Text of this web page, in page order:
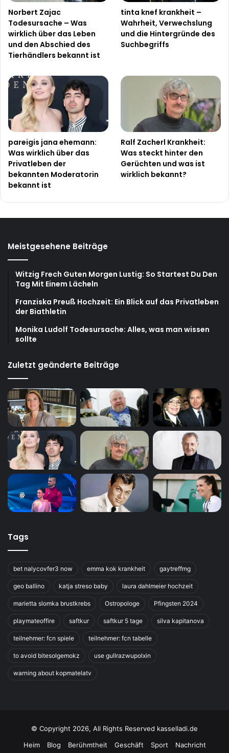
Norbert Zajac
Todesursache – Was
wirklich über das Leben
und den Abschied des
Tierhändlers bekannt ist
tinta knef krankheit –
Wahrheit, Verwechslung
und die Hintergründe des
Suchbegriffs
pareigis jana ehemann:
Was wirklich über das
Privatleben der
bekannten Moderatorin
bekannt ist
Ralf Zacherl Krankheit:
Was steckt hinter den
Gerüchten und was ist
wirklich bekannt?
Meistgesehene Beiträge
Witzig Frech Guten Morgen Lustig: So Startest Du Den
Tag Mit Einem Lächeln
Franziska Preuß Hochzeit: Ein Blick auf das Privatleben
der Biathletin
Monika Ludolf Todesursache: Alles, was man wissen
sollte
Zuletzt geänderte Beiträge
Tags
bet nalycovfer3 now emma kok krankheit gaytreffmg
geo ballino katja streso baby laura dahlmeier hochzeit
marietta slomka brustkrebs Ostropologe Pfingsten 2024
playmateoffire saftkur saftkur 5 tage silva kapitanova
teilnehmer: fcn spiele teilnehmer: fcn tabelle
to avoid bitesolgemokz use gullrazwupolxin
warning about kopmatelatv
© Copyright 2026, All Rights Reserved kasselladi.de
Heim
Blog Berühmtheit Geschäft Sport Nachricht